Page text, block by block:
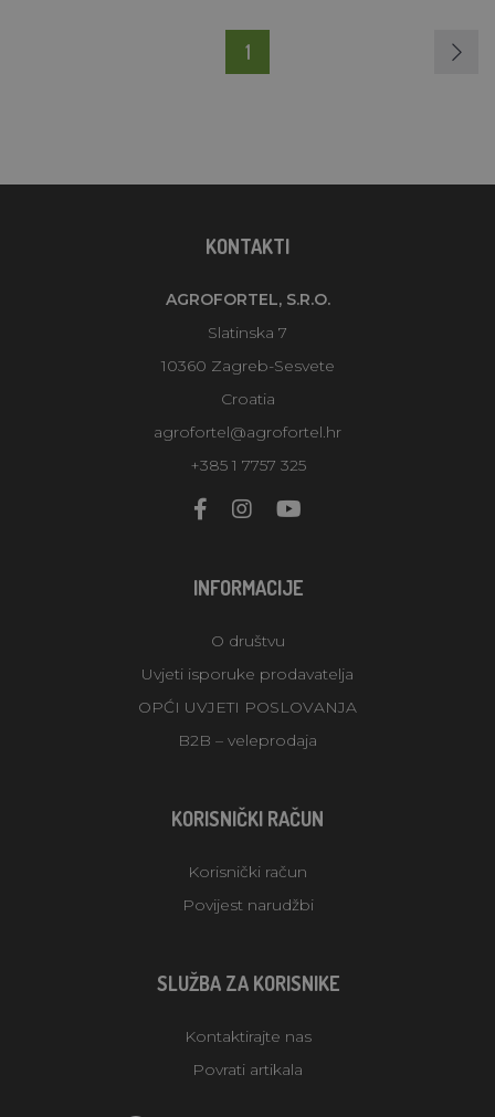
1
KONTAKTI
AGROFORTEL, S.R.O.
Slatinska 7
10360 Zagreb-Sesvete
Croatia
agrofortel@agrofortel.hr
+385 1 7757 325
INFORMACIJE
O društvu
Uvjeti isporuke prodavatelja
OPĆI UVJETI POSLOVANJA
B2B – veleprodaja
KORISNIČKI RAČUN
Korisnički račun
Povijest narudžbi
SLUŽBA ZA KORISNIKE
Kontaktirajte nas
Povrati artikala